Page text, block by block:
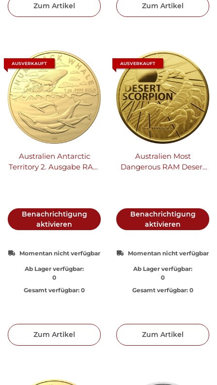
Zum Artikel Zum Artikel
AUSVERKAUFT
Australien Antarctic
Territory 2. Ausgabe RAM
Benachrichtigung
aktivieren
Momentan nicht verfügbar
Ab Lager verfügbar:
0
Gesamt verfügbar: 0
Zum Artikel
AUSVERKAUFT
Australien Most
Dangerous RAM Desert
Benachrichtigung
aktivieren
Momentan nicht verfügbar
Ab Lager verfügbar:
0
Gesamt verfügbar: 0
Zum Artikel